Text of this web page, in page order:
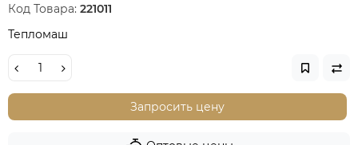
Код Товара: 221011
Тепломаш
Запросить цену